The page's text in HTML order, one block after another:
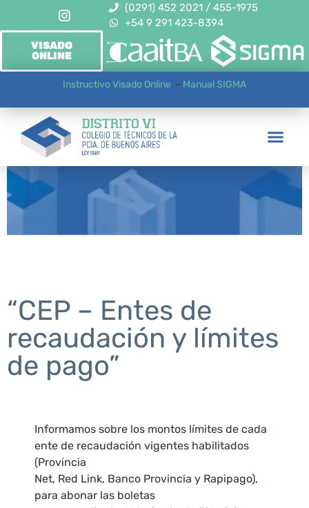
(0291) 452 2021 / 455-1975
+54 9 291 423-8394
VISADO
ONLINE
Instructivo Visado Online – Manual SIGMA
“CEP – Entes de
recaudación y límites
de pago”
Informamos sobre los montos límites de cada
ente de recaudación vigentes habilitados
(Provincia
Net, Red Link, Banco Provincia y Rapipago),
para abonar las boletas